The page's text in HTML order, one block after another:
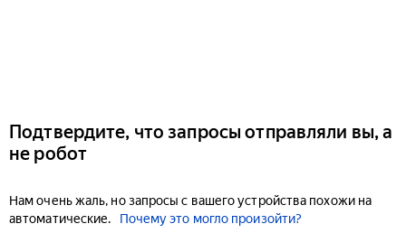
Подтвердите, что запросы отправляли вы, а
не робот
Нам очень жаль, но запросы с вашего устройства похожи на
автоматические.
Почему это могло произойти?